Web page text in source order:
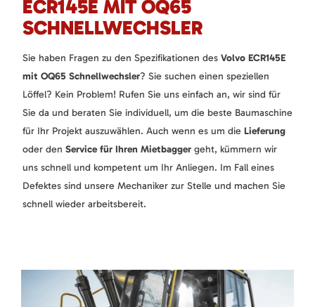
ECR145E MIT OQ65
SCHNELLWECHSLER
Sie haben Fragen zu den Spezifikationen des Volvo ECR145E
mit OQ65 Schnellwechsler? Sie suchen einen speziellen
Löffel? Kein Problem! Rufen Sie uns einfach an, wir sind für
Sie da und beraten Sie individuell, um die beste Baumaschine
für Ihr Projekt auszuwählen. Auch wenn es um die Lieferung
oder den Service für Ihren Mietbagger geht, kümmern wir
uns schnell und kompetent um Ihr Anliegen. Im Fall eines
Defektes sind unsere Mechaniker zur Stelle und machen Sie
schnell wieder arbeitsbereit.